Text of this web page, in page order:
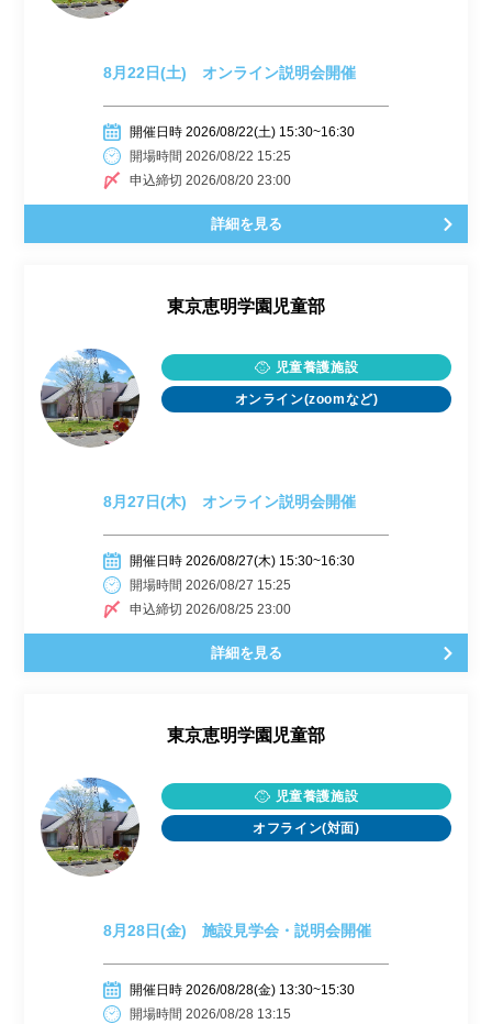
8月22日(土) オンライン説明会開催
開催日時 2026/08/22(土) 15:30~16:30
開場時間 2026/08/22 15:25
申込締切 2026/08/20 23:00
詳細を見る
東京恵明学園児童部
児童養護施設
オンライン(zoomなど)
8月27日(木) オンライン説明会開催
開催日時 2026/08/27(木) 15:30~16:30
開場時間 2026/08/27 15:25
申込締切 2026/08/25 23:00
詳細を見る
東京恵明学園児童部
児童養護施設
オフライン(対面)
8月28日(金) 施設見学会・説明会開催
開催日時 2026/08/28(金) 13:30~15:30
開場時間 2026/08/28 13:15